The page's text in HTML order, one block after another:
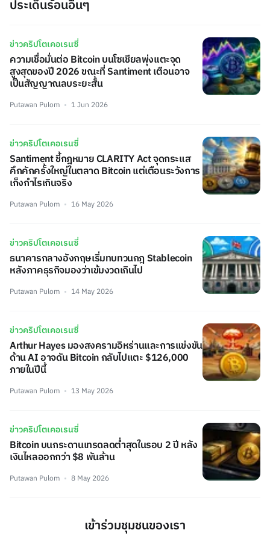
ประเด็นร้อนอื่นๆ
ข่าวคริปโตเคอเรนซี่
ความเชื่อมั่นต่อ Bitcoin บนโซเชียลพุ่งแตะจุด
สูงสุดของปี 2026 ขณะที่ Santiment เตือนอาจ
เป็นสัญญาณลบระยะสั้น
Putawan Pulom 1 Jun 2026
ข่าวคริปโตเคอเรนซี่
Santiment ชี้กฎหมาย CLARITY Act จุดกระแส
คึกคักครั้งใหญ่ในตลาด Bitcoin แต่เตือนระวังการ
เก็งกำไรเกินจริง
Putawan Pulom 16 May 2026
ข่าวคริปโตเคอเรนซี่
ธนาคารกลางอังกฤษเริ่มทบทวนกฎ Stablecoin
หลังภาคธุรกิจมองว่าเข้มงวดเกินไป
Putawan Pulom 14 May 2026
ข่าวคริปโตเคอเรนซี่
Arthur Hayes มองสงครามอิหร่านและการแข่งขัน
ด้าน AI อาจดัน Bitcoin กลับไปแตะ $126,000
ภายในปีนี้
Putawan Pulom 13 May 2026
ข่าวคริปโตเคอเรนซี่
Bitcoin บนกระดานเทรดลดต่ำสุดในรอบ 2 ปี หลัง
เงินไหลออกกว่า $8 พันล้าน
Putawan Pulom 8 May 2026
เข้าร่วมชุมชนของเรา